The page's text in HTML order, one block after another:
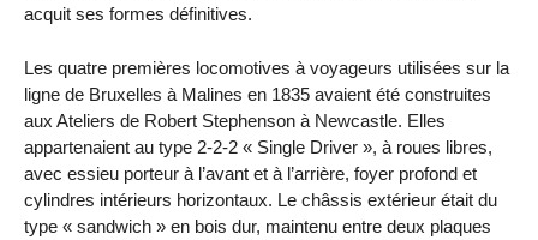
acquit ses formes définitives.
Les quatre premières locomotives à voyageurs utilisées sur la
ligne de Bruxelles à Malines en 1835 avaient été construites
aux Ateliers de Robert Stephenson à Newcastle. Elles
appartenaient au type 2-2-2 « Single Driver », à roues libres,
avec essieu porteur à l’avant et à l’arrière, foyer profond et
cylindres intérieurs horizontaux. Le châssis extérieur était du
type « sandwich » en bois dur, maintenu entre deux plaques